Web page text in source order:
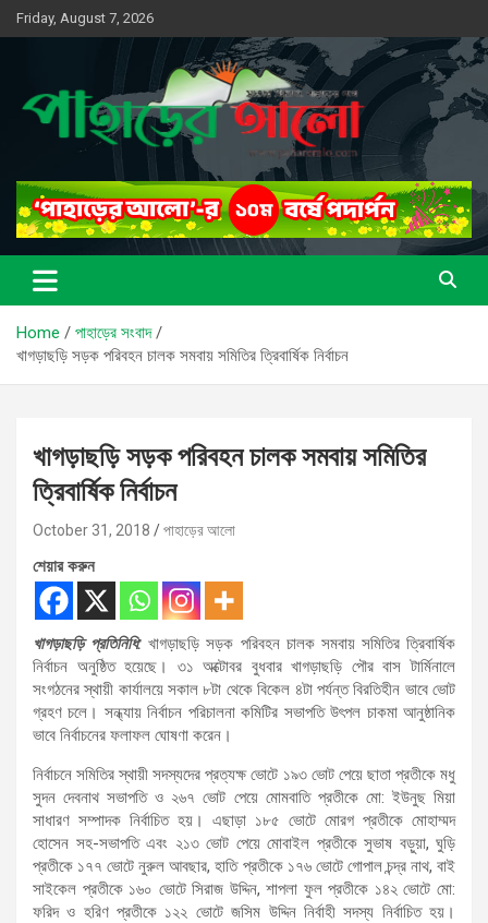
Skip
to
Friday, August 7, 2026
পাহাড়ের আলো
সত্যের সন্ধানে, পাহাড়ের পথে
Home
পাহাড়ের সংবাদ
খাগড়াছড়ি সড়ক পরিবহন চালক সমবায় সমিতির ত্রিবার্ষিক নির্বাচন
খাগড়াছড়ি সড়ক পরিবহন চালক সমবায় সমিতির
ত্রিবার্ষিক নির্বাচন
October 31, 2018 পাহাড়ের আলো
শেয়ার করুন
খাগড়াছড়ি প্রতিনিধি: খাগড়াছড়ি সড়ক পরিবহন চালক সমবায় সমিতির ত্রিবার্ষিক
নির্বাচন অনুষ্ঠিত হয়েছে। ৩১ অক্টোবর বুধবার খাগড়াছড়ি পৌর বাস টার্মিনালে
সংগঠনের স্থায়ী কার্যালয়ে সকাল ৮টা থেকে বিকেল ৪টা পর্যন্ত বিরতিহীন ভাবে ভোট
গ্রহণ চলে। সন্ধ্যায় নির্বাচন পরিচালনা কমিটির সভাপতি উৎপল চাকমা আনুষ্ঠানিক
ভাবে নির্বাচনের ফলাফল ঘোষণা করেন।
নির্বাচনে সমিতির স্থায়ী সদস্যদের প্রত্যক্ষ ভোটে ১৯৩ ভোট পেয়ে ছাতা প্রতীকে মধু
সুদন দেবনাথ সভাপতি ও ২৬৭ ভোট পেয়ে মোমবাতি প্রতীকে মো: ইউনুছ মিয়া
সাধারণ সম্পাদক নির্বাচিত হয়। এছাড়া ১৮৫ ভোটে মোরগ প্রতীকে মোহাম্মদ
হোসেন সহ-সভাপতি এবং ২১৩ ভোট পেয়ে মোবাইল প্রতীকে সুভাষ বড়ুয়া, ঘুড়ি
প্রতীকে ১৭৭ ভোটে নুরুল আবছার, হাতি প্রতীকে ১৭৬ ভোটে গোপাল চন্দ্র নাথ, বাই
সাইকেল প্রতীকে ১৬০ ভোটে সিরাজ উদ্দিন, শাপলা ফুল প্রতীকে ১৪২ ভোটে মো:
ফরিদ ও হরিণ প্রতীকে ১২২ ভোটে জসিম উদ্দিন নির্বাহী সদস্য নির্বাচিত হয়।